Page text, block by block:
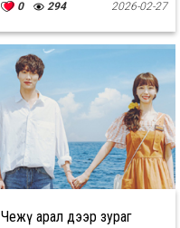
0 294 2026-02-27
Чежү арал дээр зураг